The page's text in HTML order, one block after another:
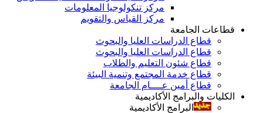
مركز تنكولوجيا المعلومات
مركز القياس والتقويم
قطاعات الجامعة
قطاع الدراسات العليا والبحوث
قطاع الدراسات العليا والبحوث
قطاع شئون التعليم والطلاب
قطاع خدمة المجتمع وتنمية البيئة
قطاع أمين عــــام الجامعة
الكليات والبرامج الأكاديمية
البرامج الأكاديمية